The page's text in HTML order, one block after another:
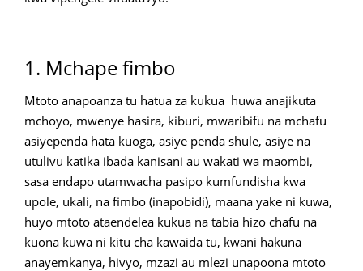
1. Mchape fimbo
Mtoto anapoanza tu hatua za kukua huwa anajikuta
mchoyo, mwenye hasira, kiburi, mwaribifu na mchafu
asiyependa hata kuoga, asiye penda shule, asiye na
utulivu katika ibada kanisani au wakati wa maombi,
sasa endapo utamwacha pasipo kumfundisha kwa
upole, ukali, na fimbo (inapobidi), maana yake ni kuwa,
huyo mtoto ataendelea kukua na tabia hizo chafu na
kuona kuwa ni kitu cha kawaida tu, kwani hakuna
anayemkanya, hivyo, mzazi au mlezi unapoona mtoto